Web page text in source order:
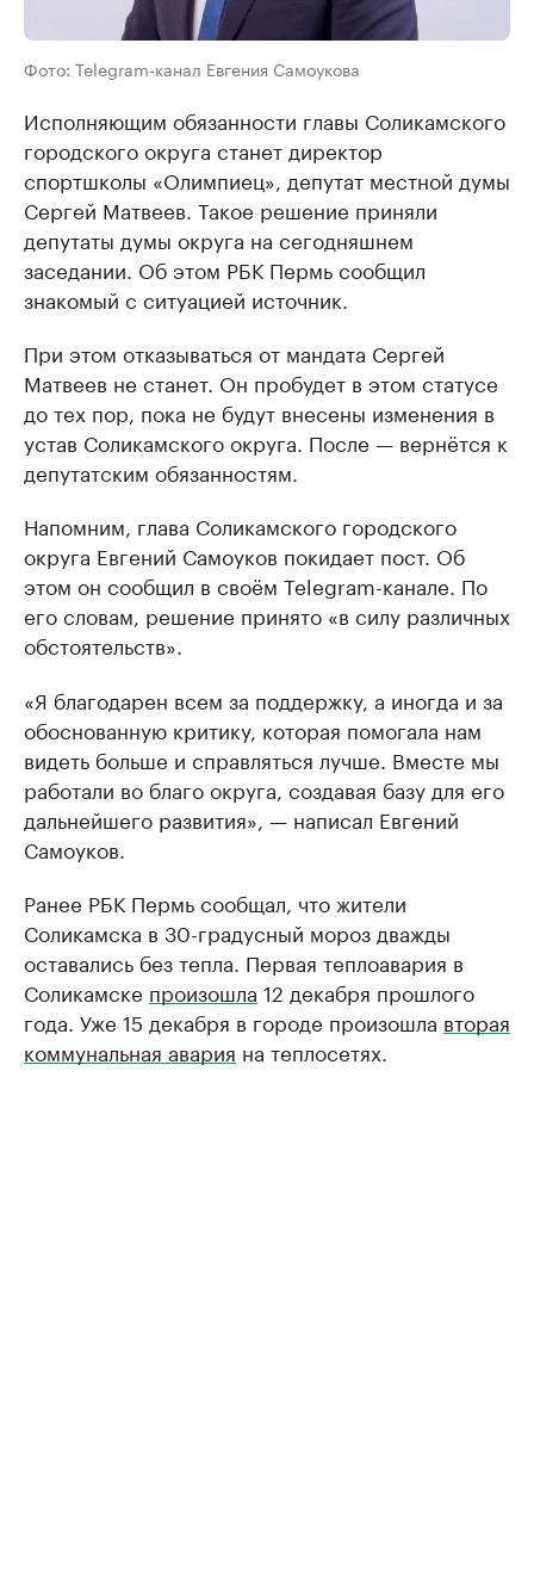
Фото: Telegram-канал Евгения Самоукова
Исполняющим обязанности главы Соликамского
городского округа станет директор
спортшколы «Олимпиец», депутат местной думы
Сергей Матвеев. Такое решение приняли
депутаты думы округа на сегодняшнем
заседании. Об этом РБК Пермь сообщил
знакомый с ситуацией источник.
При этом отказываться от мандата Сергей
Матвеев не станет. Он пробудет в этом статусе
до тех пор, пока не будут внесены изменения в
устав Соликамского округа. После — вернётся к
депутатским обязанностям.
Напомним, глава Соликамского городского
округа Евгений Самоуков покидает пост. Об
этом он сообщил в своём Telegram-канале. По
его словам, решение принято «в силу различных
обстоятельств».
«Я благодарен всем за поддержку, а иногда и за
обоснованную критику, которая помогала нам
видеть больше и справляться лучше. Вместе мы
работали во благо округа, создавая базу для его
дальнейшего развития», — написал Евгений
Самоуков.
Ранее РБК Пермь сообщал, что жители
Соликамска в 30-градусный мороз дважды
оставались без тепла. Первая теплоавария в
Соликамске произошла 12 декабря прошлого
года. Уже 15 декабря в городе произошла вторая
коммунальная авария на теплосетях.